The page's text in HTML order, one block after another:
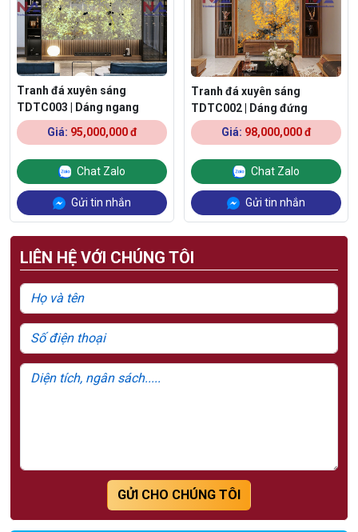
Tranh đá xuyên sáng
TDTC003 | Dáng ngang
Giá: 95,000,000 đ
Chat Zalo
Gửi tin nhắn
Tranh đá xuyên sáng
TDTC002 | Dáng đứng
Giá: 98,000,000 đ
Chat Zalo
Gửi tin nhắn
LIÊN HỆ VỚI CHÚNG TÔI
GỬI CHO CHÚNG TÔI